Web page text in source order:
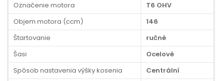
Označenie motora
T6 OHV
Objem motora (ccm)
146
Štartovanie
ručné
Šasi
Ocelové
Spôsob nastavenia výšky kosenia
Centrální